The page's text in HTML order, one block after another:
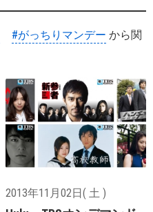
#がっちりマンデー から関
2013年11月02日( 土 )